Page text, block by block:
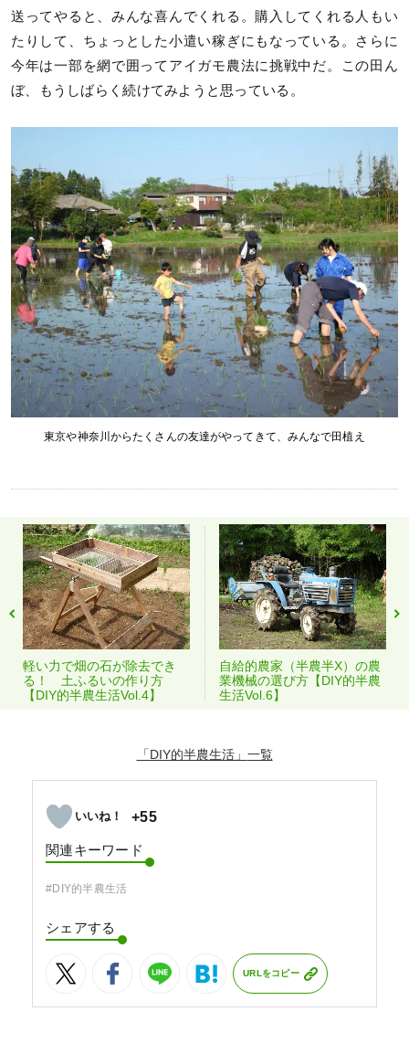
送ってやると、みんな喜んでくれる。購入してくれる人もい
たりして、ちょっとした小遣い稼ぎにもなっている。さらに
今年は一部を網で囲ってアイガモ農法に挑戦中だ。この田ん
ぼ、もうしばらく続けてみようと思っている。
東京や神奈川からたくさんの友達がやってきて、みんなで田植え
軽い力で畑の石が除去でき
る！ 土ふるいの作り方
【DIY的半農生活Vol.4】
自給的農家（半農半X）の農
業機械の選び方【DIY的半農
生活Vol.6】
「DIY的半農生活」
+55
関連キーワード
#DIY的半農生活
シェアする
URLをコピー